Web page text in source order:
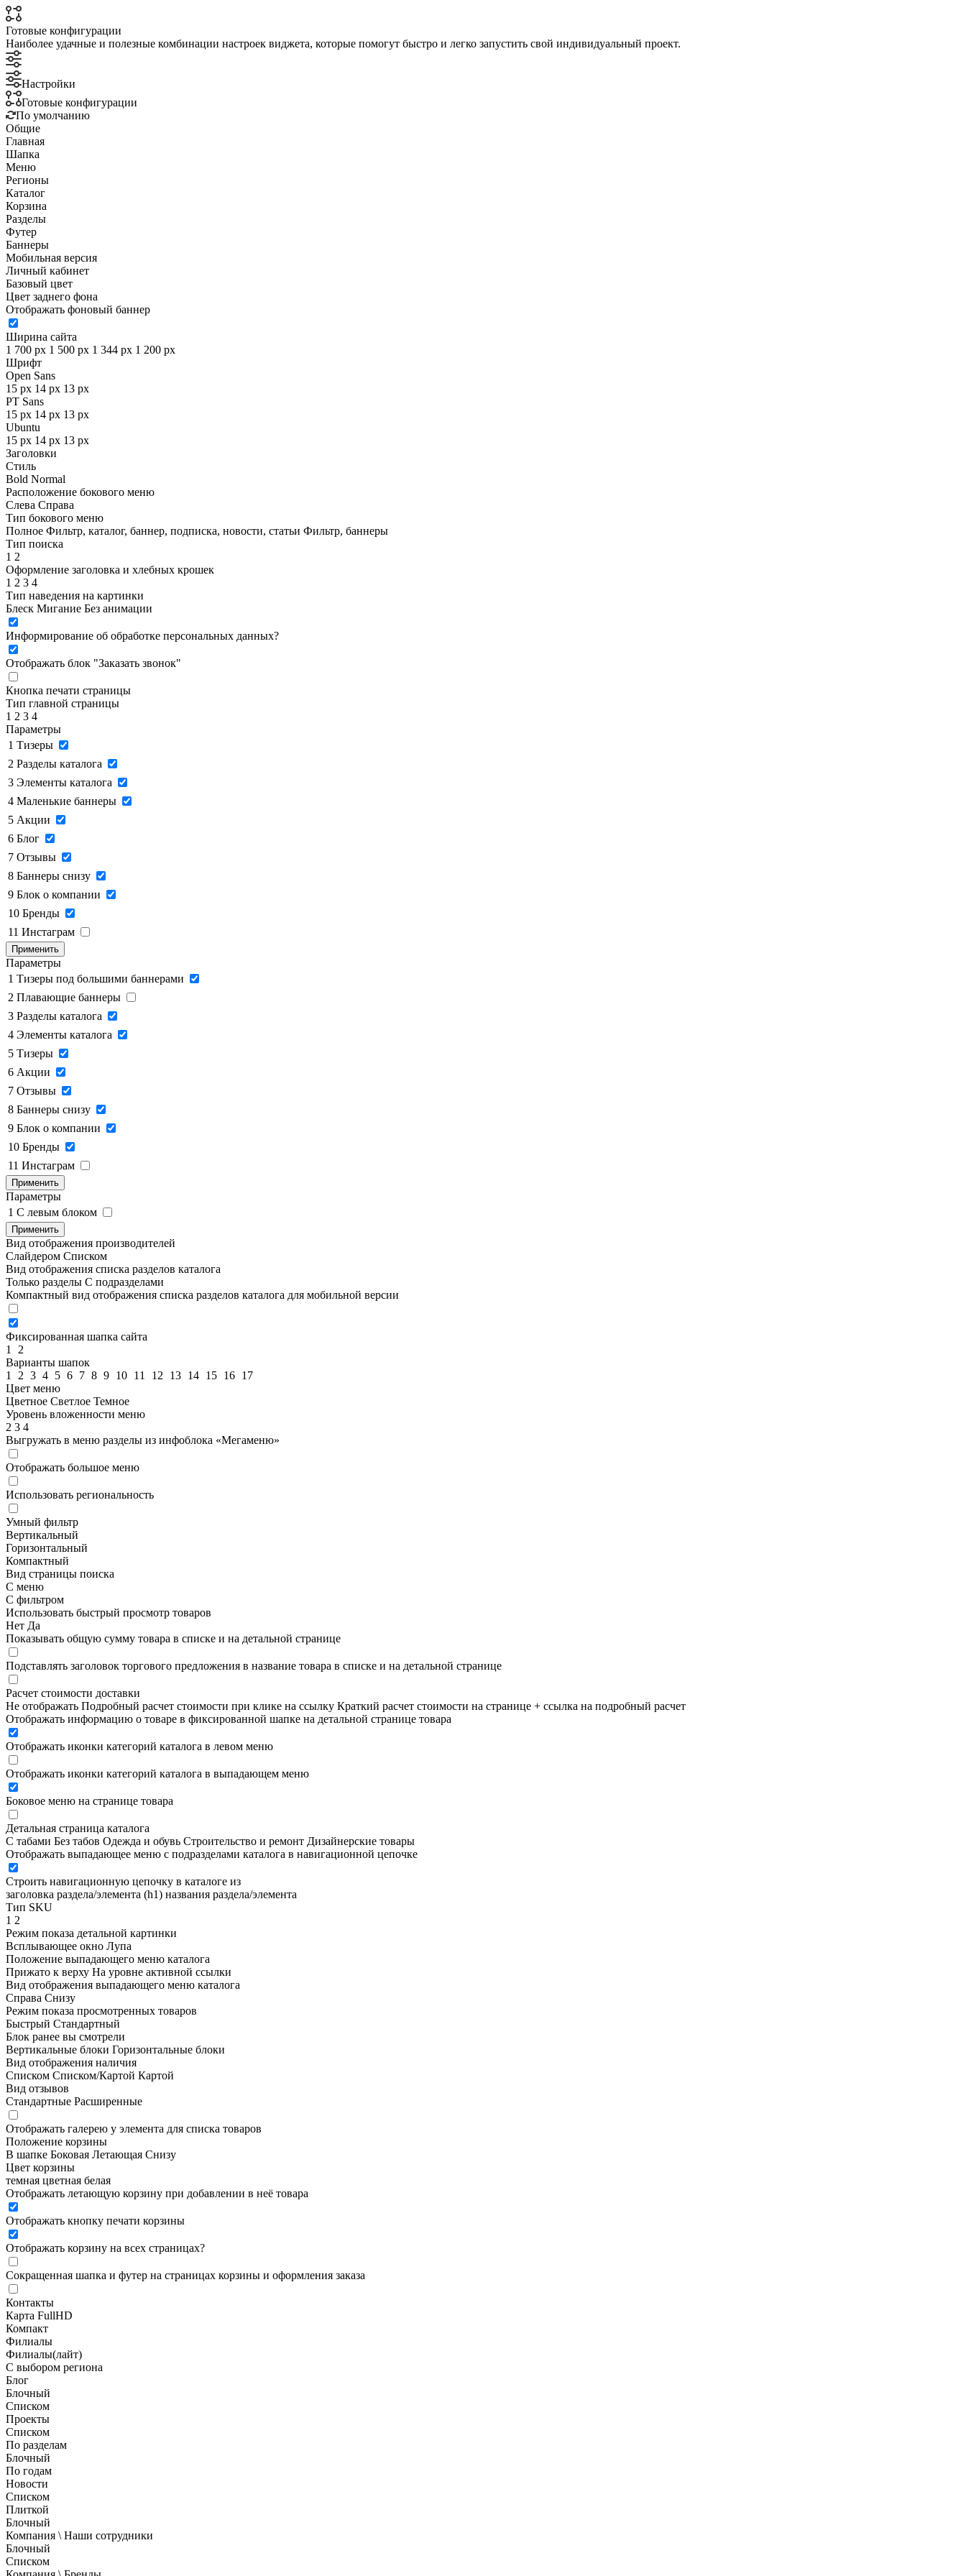
Готовые конфигурации
Наиболее удачные и полезные комбинации настроек виджета, которые помогут быстро и легко запустить свой индивидуальный проект.
Настройки
Готовые конфигурации
По умолчанию
Общие
Главная
Шапка
Меню
Регионы
Каталог
Корзина
Разделы
Футер
Баннеры
Мобильная версия
Личный кабинет
Базовый цвет
Цвет заднего фона
Отображать фоновый баннер
Ширина сайта
1 700 px 1 500 px 1 344 px 1 200 px
Шрифт
Open Sans
15 px 14 px 13 px
PT Sans
15 px 14 px 13 px
Ubuntu
15 px 14 px 13 px
Заголовки
Стиль
Bold Normal
Расположение бокового меню
Слева Справа
Тип бокового меню
Полное Фильтр, каталог, баннер, подписка, новости, статьи Фильтр, баннеры
Тип поиска
1 2
Оформление заголовка и хлебных крошек
1 2 3 4
Тип наведения на картинки
Блеск Мигание Без анимации
Информирование об обработке персональных данных?
Отображать блок "Заказать звонок"
Кнопка печати страницы
Тип главной страницы
1 2 3 4
Параметры
1 Тизеры
2 Разделы каталога
3 Элементы каталога
4 Маленькие баннеры
5 Акции
6 Блог
7 Отзывы
8 Баннеры снизу
9 Блок о компании
10 Бренды
11 Инстаграм
Применить
Параметры
1 Тизеры под большими баннерами
2 Плавающие баннеры
3 Разделы каталога
4 Элементы каталога
5 Тизеры
6 Акции
7 Отзывы
8 Баннеры снизу
9 Блок о компании
10 Бренды
11 Инстаграм
Применить
Параметры
1 C левым блоком
Применить
Вид отображения производителей
Слайдером Списком
Вид отображения списка разделов каталога
Только разделы С подразделами
Компактный вид отображения списка разделов каталога для мобильной версии
Фиксированная шапка сайта
1
2
Варианты шапок
1
2 3 4 5 6 7 8 9 10 11 12 13 14 15 16 17
Цвет меню
Цветное Светлое Темное
Уровень вложенности меню
2 3 4
Выгружать в меню разделы из инфоблока «Мегаменю»
Отображать большое меню
Использовать региональность
Умный фильтр
Вертикальный
Горизонтальный
Компактный
Вид страницы поиска
С меню
С фильтром
Использовать быстрый просмотр товаров
Нет Да
Показывать общую сумму товара в списке и на детальной странице
Подставлять заголовок торгового предложения в название товара в списке и на детальной странице
Расчет стоимости доставки
Не отображать Подробный расчет стоимости при клике на ссылку Краткий расчет стоимости на странице + ссылка на подробный расчет
Отображать информацию о товаре в фиксированной шапке на детальной странице товара
Отображать иконки категорий каталога в левом меню
Отображать иконки категорий каталога в выпадающем меню
Боковое меню на странице товара
Детальная страница каталога
С табами Без табов Одежда и обувь Строительство и ремонт Дизайнерские товары
Отображать выпадающее меню с подразделами каталога в навигационной цепочке
Строить навигационную цепочку в каталоге из
заголовка раздела/элемента (h1) названия раздела/элемента
Тип SKU
1 2
Режим показа детальной картинки
Всплывающее окно Лупа
Положение выпадающего меню каталога
Прижато к верху На уровне активной ссылки
Вид отображения выпадающего меню каталога
Справа Снизу
Режим показа просмотренных товаров
Быстрый Стандартный
Блок ранее вы смотрели
Вертикальные блоки Горизонтальные блоки
Вид отображения наличия
Списком Списком/Картой Картой
Вид отзывов
Стандартные Расширенные
Отображать галерею у элемента для списка товаров
Положение корзины
В шапке Боковая Летающая Снизу
Цвет корзины
темная цветная белая
Отображать летающую корзину при добавлении в неё товара
Отображать кнопку печати корзины
Отображать корзину на всех страницах?
Сокращенная шапка и футер на страницах корзины и оформления заказа
Контакты
Карта FullHD
Компакт
Филиалы
Филиалы(лайт)
С выбором региона
Блог
Блочный
Списком
Проекты
Списком
По разделам
Блочный
По годам
Новости
Списком
Плиткой
Блочный
Компания \ Наши сотрудники
Блочный
Списком